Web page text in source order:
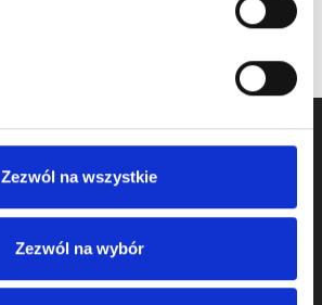
Zezwól na wszystkie
Zezwól na wybór